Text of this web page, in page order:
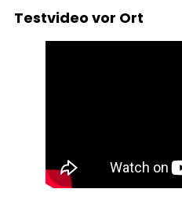
Testvideo vor Ort